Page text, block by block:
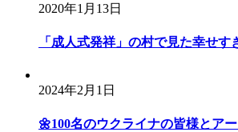
2020年1月13日
「成人式発祥」の村で見た幸せす
2024年2月1日
🌼100名のウクライナの皆様とア